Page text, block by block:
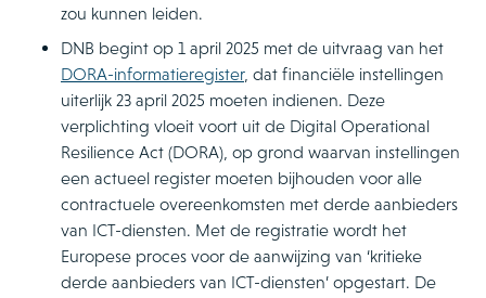
zou kunnen leiden.
DNB begint op 1 april 2025 met de uitvraag van het
DORA-informatieregister, dat financiële instellingen
uiterlijk 23 april 2025 moeten indienen. Deze
verplichting vloeit voort uit de Digital Operational
Resilience Act (DORA), op grond waarvan instellingen
een actueel register moeten bijhouden voor alle
contractuele overeenkomsten met derde aanbieders
van ICT-diensten. Met de registratie wordt het
Europese proces voor de aanwijzing van ‘kritieke
derde aanbieders van ICT-diensten’ opgestart. De